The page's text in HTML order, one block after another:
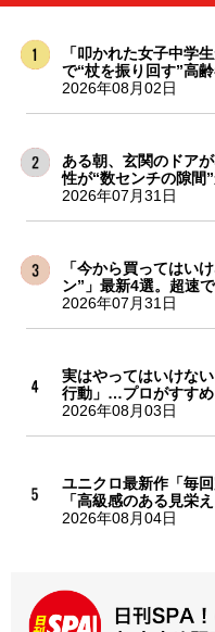
「叩かれた女子中学
で“杖を振り回す”高
2026年08月02日
ある朝、玄関のドア
性が“数センチの隙間
2026年07月31日
「今から買ってはい
ン”」最新4選。超速
2026年07月31日
実はやってはいけな
行動」…プロがすすめ
2026年08月03日
ユニクロ最新作「毎
「高級感のある見栄
2026年08月04日